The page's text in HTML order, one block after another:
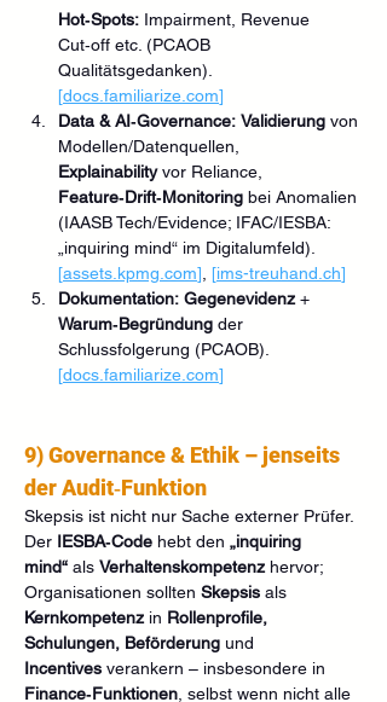
Hot‑Spots: Impairment, Revenue
Cut‑off etc. (PCAOB
Qualitätsgedanken).
[docs.familiarize.com]
Data & AI‑Governance: Validierung von
Modellen/Datenquellen,
Explainability vor Reliance,
Feature‑Drift‑Monitoring bei Anomalien
(IAASB Tech/Evidence; IFAC/IESBA:
„inquiring mind“ im Digitalumfeld).
[assets.kpmg.com] [ims-treuhand.ch]
Dokumentation: Gegenevidenz +
Warum‑Begründung der
Schlussfolgerung (PCAOB).
[docs.familiarize.com]
9) Governance & Ethik – jenseits
der Audit‑Funktion
Skepsis ist nicht nur Sache externer Prüfer.
Der IESBA‑Code hebt den „inquiring
mind“ als Verhaltenskompetenz hervor;
Organisationen sollten Skepsis als
Kernkompetenz in Rollenprofile,
Schulungen, Beförderung und
Incentives verankern – insbesondere in
Finance‑Funktionen , selbst wenn nicht alle